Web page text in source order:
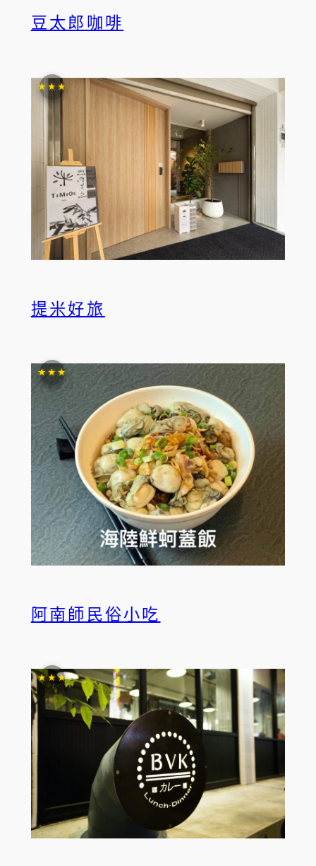
豆太郎咖啡
提米好旅
★★★
阿南師民俗小吃
★★★
★★★